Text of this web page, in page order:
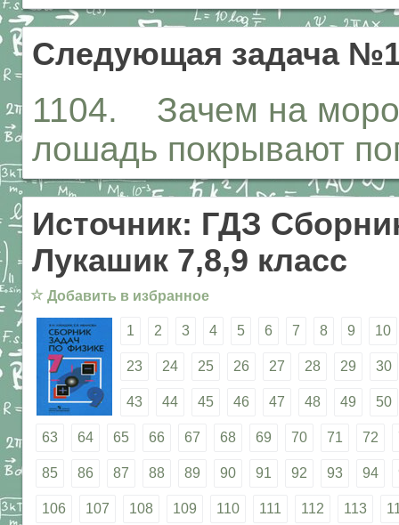
Следующая задача
1104. Зачем на
лошадь покрывают
Источник: ГДЗ
Лукашик 7,8,9 класс
☆ Добавить в избранное
1 2 3 4 5 6 7 8 9 10
23 24 25 26 27 28 29 30
43 44 45 46 47 48 49 50
63 64 65 66 67 68 69 70 71 72
85 86 87 88 89 90 91 92 93 94
106 107 108 109 110 111 112 113